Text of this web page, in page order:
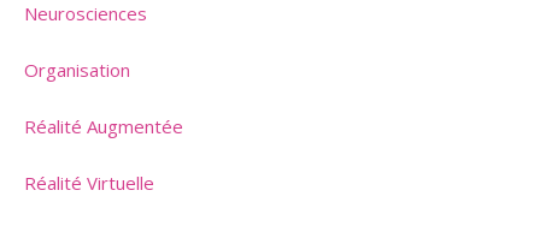
Neurosciences
Organisation
Réalité Augmentée
Réalité Virtuelle